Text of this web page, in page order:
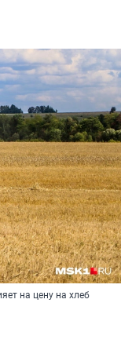
на цену на хлеб